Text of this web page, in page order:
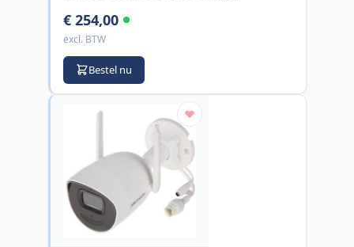
€ 254,00
excl. BTW
Bestel nu